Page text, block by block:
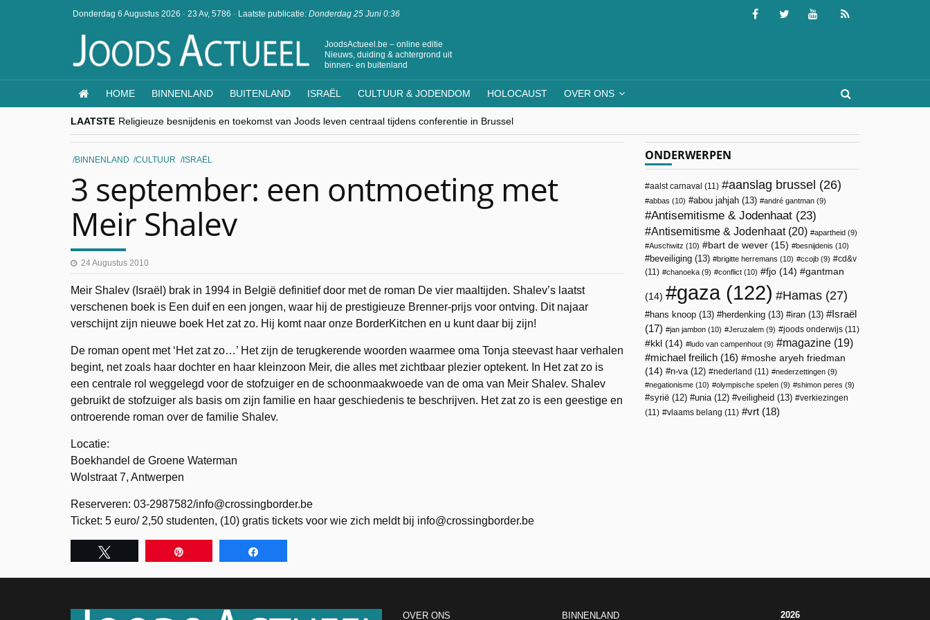
Donderdag 6 Augustus 2026 · 23 Av, 5786 · Laatste publicatie: Donderdag 25 Juni 0:36
JoodsActueel.be – online editie
Nieuws, duiding & achtergrond uit
binnen- en buitenland
HOME BINNENLAND BUITENLAND ISRAËL CULTUUR & JODENDOM HOLOCAUST OVER ONS
LAATSTE Religieuze besnijdenis en toekomst van Joods leven centraal tijdens conferentie in Brussel
“Besnijdenisdebat toont hoe moeilijk seculiere Westen minderheden begrijpt”, Jinnih Beels (Vooruit)
CITYTRIP | ROEMENIË – Boekarest: de verrassing van Oost-Europa
“Vandaag zit elke Jood in België op de beklaagdenbank”
BINNENLAND CULTUUR ISRAËL
3 september: een ontmoeting met
Meir Shalev
24 Augustus 2010
Meir Shalev (Israël) brak in 1994 in België definitief door met de roman De vier maaltijden. Shalev’s laatst
verschenen boek is Een duif en een jongen, waar hij de prestigieuze Brenner-prijs voor ontving. Dit najaar
verschijnt zijn nieuwe boek Het zat zo. Hij komt naar onze BorderKitchen en u kunt daar bij zijn!
De roman opent met ‘Het zat zo…’ Het zijn de terugkerende woorden waarmee oma Tonja steevast haar verhalen
begint, net zoals haar dochter en haar kleinzoon Meir, die alles met zichtbaar plezier optekent. In Het zat zo is
een centrale rol weggelegd voor de stofzuiger en de schoonmaakwoede van de oma van Meir Shalev. Shalev
gebruikt de stofzuiger als basis om zijn familie en haar geschiedenis te beschrijven. Het zat zo is een geestige en
ontroerende roman over de familie Shalev.
Locatie:
Boekhandel de Groene Waterman
Wolstraat 7, Antwerpen
Reserveren: 03-2987582/info@crossingborder.be
Ticket: 5 euro/ 2,50 studenten, (10) gratis tickets voor wie zich meldt bij info@crossingborder.be
ONDERWERPEN
aalst carnaval (11) aanslag brussel (26)
abbas (10) abou jahjah (13) andré gantman (9)
Antisemitisme & Jodenhaat (23)
Antisemitisme & Jodenhaat(20) apartheid (9)
Auschwitz (10) bart de wever (15) besnijdenis (10)
beveiliging (13) brigitte herremans (10) ccojb (9)
cd&v
(11)
chanoeka (9) conflict (10) fjo (14) gantman
(14) gaza(122) Hamas (27)
hans knoop (13) herdenking (13) iran (13)
Israël
(17)
jan jambon (10) Jeruzalem (9) joods onderwijs (11)
kkl (14) ludo van campenhout (9) magazine (19)
michael freilich (16)
moshe aryeh friedman
(14)
n-va(12) nederland (11) nederzettingen (9)
negationisme (10) olympische spelen (9) shimon peres (9)
syrië (12) unia(12) veiligheid (13)
verkiezingen
(11)
vlaams belang (11) vrt (18)
OVER ONS BINNENLAND 2026